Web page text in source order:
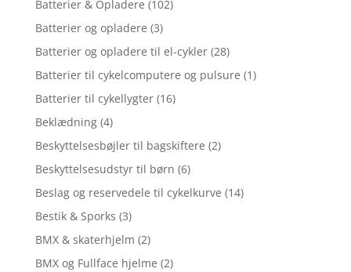
Batterier & Opladere (102)
Batterier og opladere (3)
Batterier og opladere til el-cykler (28)
Batterier til cykelcomputere og pulsure (1)
Batterier til cykellygter (16)
Beklædning (4)
Beskyttelsesbøjler til bagskiftere (2)
Beskyttelsesudstyr til børn (6)
Beslag og reservedele til cykelkurve (14)
Bestik & Sporks (3)
BMX & skaterhjelm (2)
BMX og Fullface hjelme (2)